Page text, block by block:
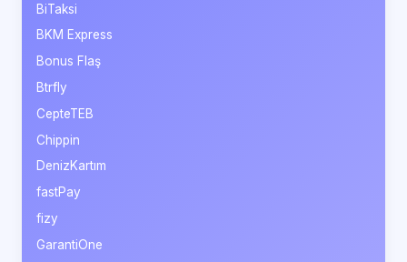
BiTaksi
BKM Express
Bonus Flaş
Btrfly
CepteTEB
Chippin
DenizKartım
fastPay
fizy
GarantiOne